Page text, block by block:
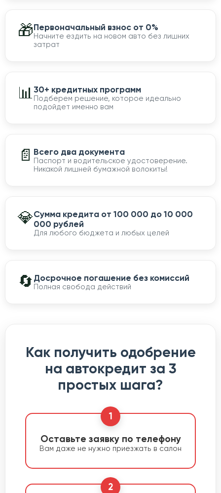
🎁Первоначальный взнос от 0%
Начните ездить на новом авто без лишних
затрат
📊30+ кредитных программ
Подберем решение, которое идеально
подойдет именно вам
📄 Всего два документа
Паспорт и водительское удостоверение.
Никакой лишней бумажной волокиты!
💎Сумма кредита от 100 000 до 10 000
000 рублей
Для любого бюджета и любых целей
🔄 Досрочное погашение без комиссий
Полная свобода действий
Как получить одобрение
на автокредит за 3
простых шага?
1
Оставьте заявку по телефону
Вам даже не нужно приезжать в салон
2